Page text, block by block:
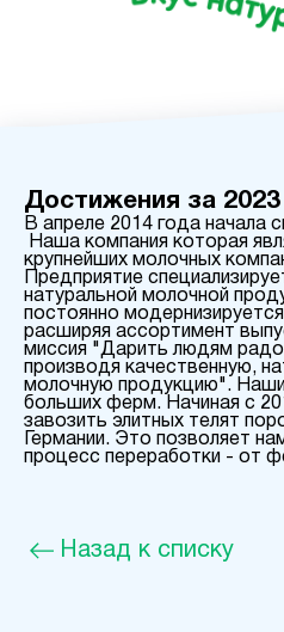
Достижения за 2023
В апреле 2014 года начала
Наша компания которая
крупнейших молочных
Предприятие
натуральной молочной
постоянно
расширяя ассортимент
миссия "Дарить людям
производя качественную,
молочную продукцию".
больших ферм. Начиная с
завозить элитных телят
Германии. Это позволяет
процесс переработки - от
Назад к списку